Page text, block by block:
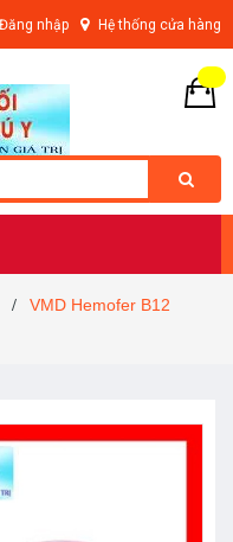
Đăng nhập Hệ thống cửa hàng
/
VMD Hemofer B12